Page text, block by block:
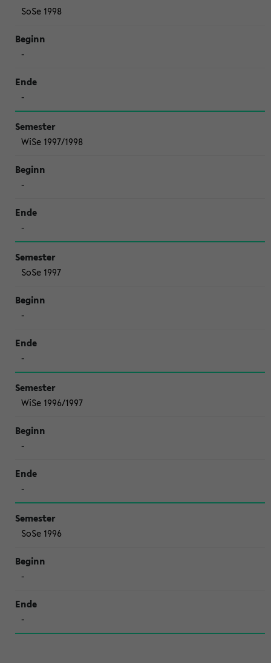
SoSe 1998
-
-
WiSe 1997/1998
-
-
SoSe 1997
-
-
WiSe 1996/1997
-
-
SoSe 1996
-
-